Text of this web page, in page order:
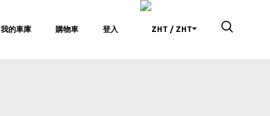
/ ZHT
我的車庫 購物車 登入